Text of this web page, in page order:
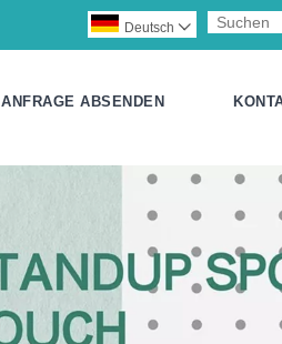
Deutsch 
ANFRAGE ABSENDEN